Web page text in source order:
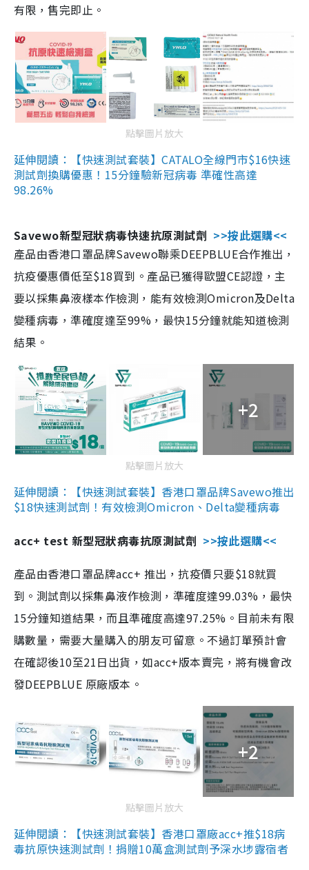
有限，售完即止。
點擊圖片放大
延伸閱讀：【快速測試套裝】CATALO全線門市$16快速
測試劑換購優惠！15分鐘驗新冠病毒 準確性高達
98.26%
Savewo新型冠狀病毒快速抗原測試劑 >>按此選購<<
產品由香港口罩品牌Savewo聯乘DEEPBLUE合作推出，
抗疫優惠價低至$18買到。產品已獲得歐盟CE認證，主
要以採集鼻液樣本作檢測，能有效檢測Omicron及Delta
變種病毒，準確度達至99%，最快15分鐘就能知道檢測
結果。
+2
點擊圖片放大
延伸閱讀：【快速測試套裝】香港口罩品牌Savewo推出
$18快速測試劑！有效檢測Omicron、Delta變種病毒
acc+ test 新型冠狀病毒抗原測試劑 >>按此選購<<
產品由香港口罩品牌acc+ 推出，抗疫價只要$18就買
到。測試劑以採集鼻液作檢測，準確度達99.03%，最快
15分鐘知道結果，而且準確度高達97.25%。目前未有限
購數量，需要大量購入的朋友可留意。不過訂單預計會
在確認後10至21日出貨，如acc+版本賣完，將有機會改
發DEEPBLUE 原廠版本。
+2
點擊圖片放大
延伸閱讀：【快速測試套裝】香港口罩廠acc+推$18病
毒抗原快速測試劑！捐贈10萬盒測試劑予深水埗露宿者